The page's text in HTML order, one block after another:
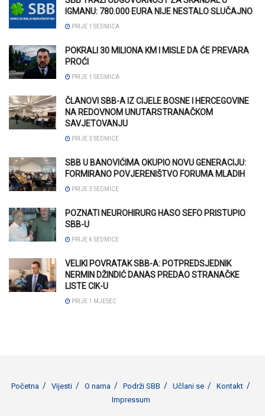
IGMANU: 780.000 EURA NIJE NESTALO SLUČAJNO
PRIJE 1 SEDMICA
POKRALI 30 MILIONA KM I MISLE DA ĆE PREVARA
PROĆI
PRIJE 1 SEDMICA
ČLANOVI SBB-A IZ CIJELE BOSNE I HERCEGOVINE
NA REDOVNOM UNUTARSTRANAČKOM
SAVJETOVANJU
PRIJE 3 SEDMICE
SBB U BANOVIĆIMA OKUPIO NOVU GENERACIJU:
FORMIRANO POVJERENIŠTVO FORUMA MLADIH
PRIJE 3 SEDMICE
POZNATI NEUROHIRURG HASO SEFO PRISTUPIO
SBB-U
PRIJE 4 SEDMICE
VELIKI POVRATAK SBB-A: POTPREDSJEDNIK
NERMIN DŽINDIĆ DANAS PREDAO STRANAČKE
LISTE CIK-U
PRIJE 1 MJESEC
Početna Vijesti O nama Podrži SBB Učlani se
Kontakt
Impressum